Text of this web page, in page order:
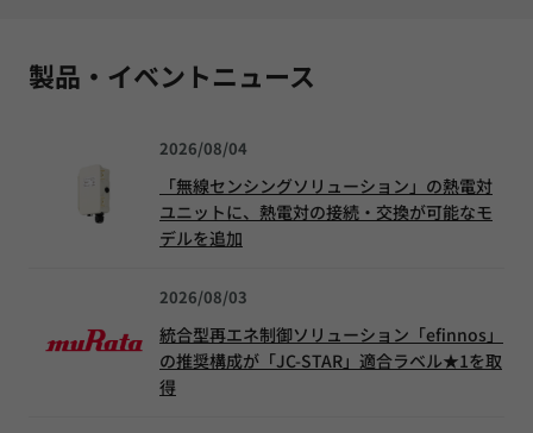
製品・イベントニュース
2026/08/04
「無線センシングソリューション」の熱電対
ユニットに、熱電対の接続・交換が可能なモ
デルを追加
2026/08/03
統合型再エネ制御ソリューション「efinnos」
の推奨構成が「JC-STAR」適合ラベル★1を取
得